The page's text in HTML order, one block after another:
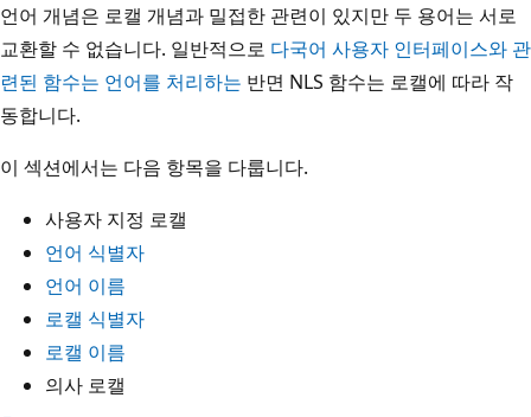
언어 개념은 로캘 개념과 밀접한 관련이 있지만 두 용어는 서로
교환할 수 없습니다. 일반적으로 다국어 사용자 인터페이스와 관
련된 함수는 언어를 처리하는 반면 NLS 함수는 로캘에 따라 작
동합니다.
이 섹션에서는 다음 항목을 다룹니다.
사용자 지정 로캘
언어 식별자
언어 이름
로캘 식별자
로캘 이름
의사 로캘